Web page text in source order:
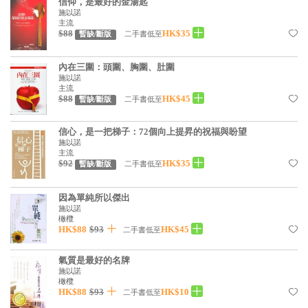
見證／傳記
文藝／勵志
童書
精選影音
禮品專區
得獎作品推介
暢銷榜
中文二手書
英文二手書
精選英文書
電子書
施以諾
主流
$88 暫缺/斷版 二手書低至HK$35
內在三圍：頭圍、胸圍、肚圍
施以諾
主流
$88 暫缺/斷版 二手書低至HK$45
信心，是一把梯子：72個向上提昇的祝福與盼望
施以諾
主流
$92 暫缺/斷版 二手書低至HK$35
因為單純所以傑出
施以諾
橄欖
HK$88 $93 二手書低至HK$45
氣質是最好的名牌
施以諾
橄欖
HK$88 $93 二手書低至HK$10